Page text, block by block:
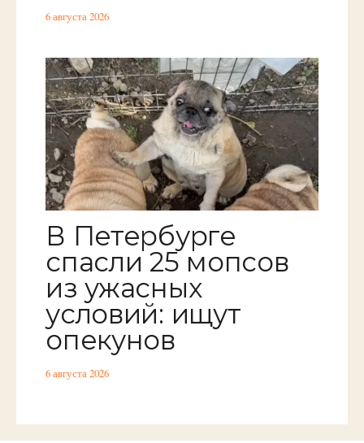
6 августа 2026
В Петербурге
спасли 25 мопсов
из ужасных
условий: ищут
опекунов
6 августа 2026